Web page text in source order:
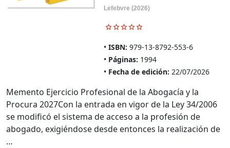
Lefebvre (2026)
ISBN: 979-13-8792-553-6
Páginas: 1994
Fecha de edición: 22/07/2026
Memento Ejercicio Profesional de la Abogacía y la
Procura 2027Con la entrada en vigor de la Ley 34/2006
se modificó el sistema de acceso a la profesión de
abogado, exigiéndose desde entonces la realización de
…